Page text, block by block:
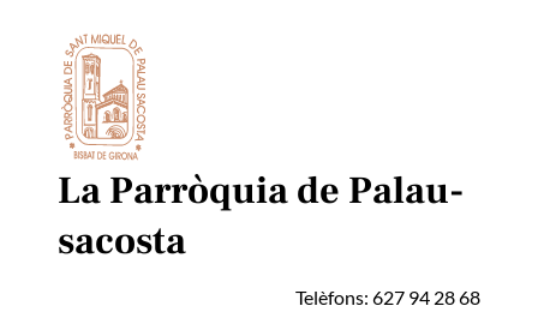
contingut
La Parròquia de Palau-
sacosta
Telèfons: 627 94 28 68